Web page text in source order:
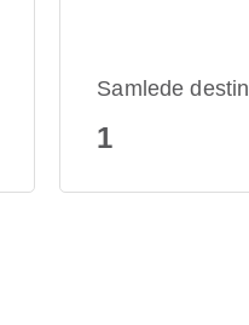
Samlede
1